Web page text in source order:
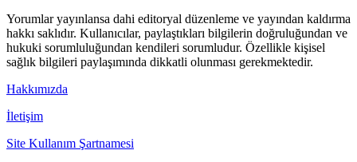
Yorumlar yayınlansa dahi editoryal düzenleme ve yayından kaldırma
hakkı saklıdır. Kullanıcılar, paylaştıkları bilgilerin doğruluğundan ve
hukuki sorumluluğundan kendileri sorumludur. Özellikle kişisel
sağlık bilgileri paylaşımında dikkatli olunması gerekmektedir.
Hakkımızda
İletişim
Site Kullanım Şartnamesi